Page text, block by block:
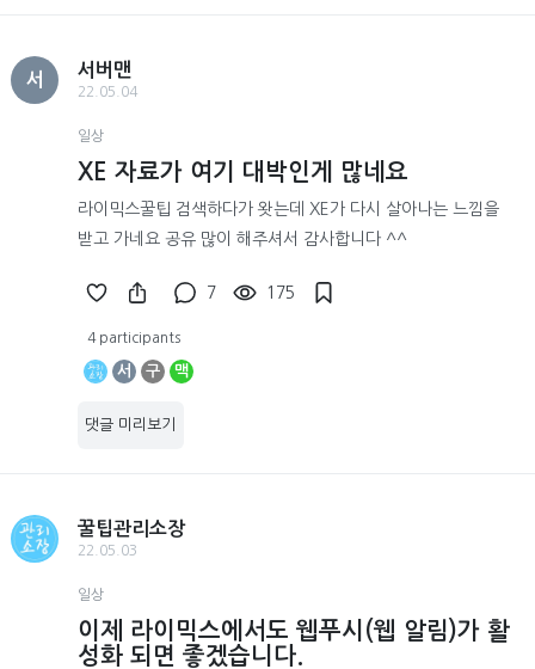
서
서버맨
22.05.04
일상
XE 자료가 여기 대박인게 많네요
라이믹스꿀팁 검색하다가 왓는데 XE가 다시 살아나는 느낌을
받고 가네요 공유 많이 해주셔서 감사합니다 ^^
7 175
4 participants
서 구 맥
댓글 미리보기
꿀팁관리소장
22.05.03
일상
이제 라이믹스에서도 웹푸시(웹 알림)가 활
성화 되면 좋겠습니다.